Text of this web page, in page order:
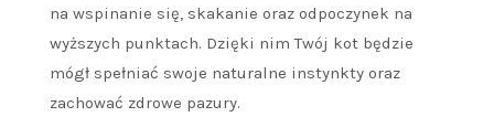
na wspinanie się, skakanie oraz odpoczynek na
wyższych punktach. Dzięki nim Twój kot będzie
mógł spełniać swoje naturalne instynkty oraz
zachować zdrowe pazury.